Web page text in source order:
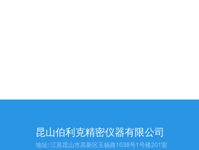
昆山伯利克精密仪器有限公司
地址: 江苏昆山市高新区玉杨路1038号1号楼201室